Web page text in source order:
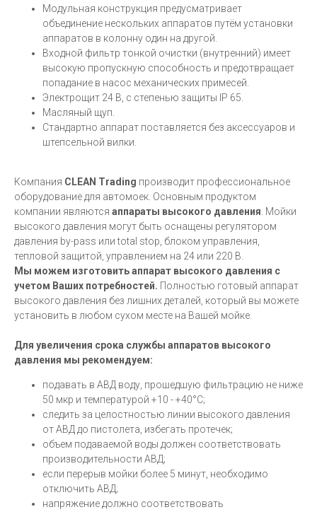
Модульная конструкция предусматривает
объединение нескольких аппаратов путём установки
аппаратов в колонну один на другой.
Входной фильтр тонкой очистки (внутренний) имеет
высокую пропускную способность и предотвращает
попадание в насос механических примесей.
Электрощит 24 В, с степенью защиты IP 65.
Масляный щуп.
Стандартно аппарат поставляется без аксессуаров и
штепсельной вилки.
Компания CLEAN Trading производит профессиональное
оборудование для автомоек. Основным продуктом
компании являются аппараты высокого давления. Мойки
высокого давления могут быть оснащены регулятором
давления by-pass или total stop, блоком управления,
тепловой защитой, управлением на 24 или 220 В.
Мы можем изготовить аппарат высокого давления с
учетом Ваших потребностей. Полностью готовый аппарат
высокого давления без лишних деталей, который вы можете
установить в любом сухом месте на Вашей мойке.
Для увеличения срока службы аппаратов высокого
давления мы рекомендуем:
подавать в АВД воду, прошедшую фильтрацию не ниже
50 мкр и температурой +10 - +40°C;
следить за целостностью линии высокого давления
от АВД до пистолета, избегать протечек;
объем подаваемой воды должен соответствовать
производительности АВД;
если перерыв мойки более 5 минут, необходимо
отключить АВД;
напряжение должно соответствовать